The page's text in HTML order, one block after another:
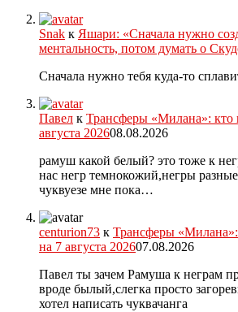
Snak к Яшари: «Сначала нужно
ментальность, потом думать о
Сначала нужно тебя куда-то
Павел к Трансферы «Милана»:
августа 202608.08.2026
рамуш какой белый? это тоже к
нас негр темнокожий,негры
чуквуезе мне пока…
centurion73 к Трансферы
на 7 августа 202607.08.2026
Павел ты зачем Рамуша к неграм
вроде былый,слегка просто
хотел написать чуквачанга